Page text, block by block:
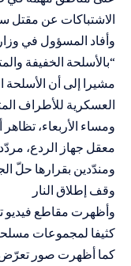
الاشتباكات عن
وأفاد المسؤول في
“بالأسلحة الخفيفة
مشيرا إلى أن الأسلحة
العسكرية للأطراف
معقل جهاز الردع،
ومندّدين بقرارها حلّ
وقف إطلاق النار
وأظهرت مقاطع فيديو
كثيفا لمجموعات مسلحة
كما أظهرت صور تعرّض